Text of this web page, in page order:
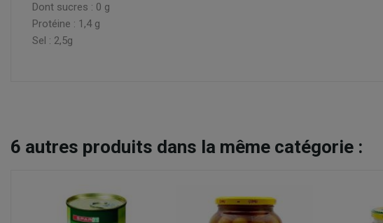
Dont sucres : 0 g
Protéine : 1,4 g
Sel : 2,5g
6 autres produits dans la même catégorie :